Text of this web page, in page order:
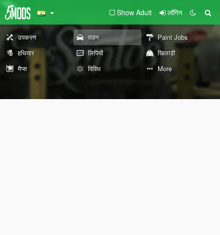
Show Adult लॉगिन
उपकरण वाहन
Paint Jobs
हथियार
लिपियों
खिलाड़ी
मैप्स
विविध More